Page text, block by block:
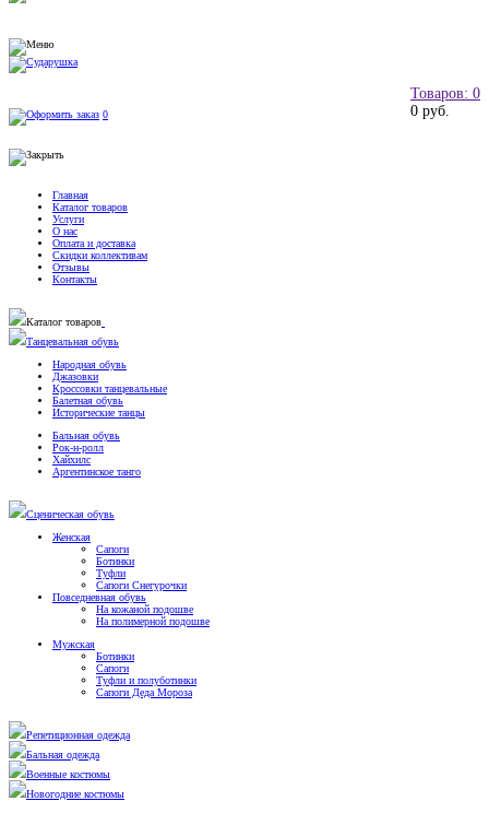
Товаров: 0
0 руб.
0
Главная
Каталог товаров
Услуги
О нас
Оплата и доставка
Скидки коллективам
Отзывы
Контакты
Каталог товаров
Танцевальная обувь
Народная обувь
Джазовки
Кроссовки танцевальные
Балетная обувь
Исторические танцы
Бальная обувь
Рок-н-ролл
Хайхилс
Аргентинское танго
Сценическая обувь
Женская
Сапоги
Ботинки
Туфли
Сапоги Снегурочки
Повседневная обувь
На кожаной подошве
На полимерной подошве
Мужская
Ботинки
Сапоги
Туфли и полуботинки
Сапоги Деда Мороза
Репетиционная одежда
Бальная одежда
Военные костюмы
Новогодние костюмы